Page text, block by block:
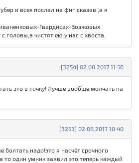
и всех послал на фиг,сказав ,а я
Гвардисах-Возжовых
головы,а чистят ею у нас с хвоста.
[3254] 02.08.2017 11:58
это в точку! Лучше вообще молчать на
[3253] 02.08.2017 10:40
надо!это я насчёт срочного
то один умник заявил это,теперь каждый